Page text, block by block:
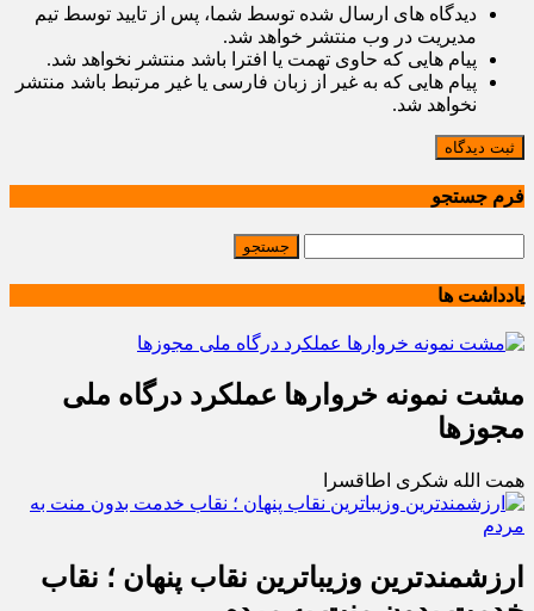
دیدگاه های ارسال شده توسط شما، پس از تایید توسط تیم
مدیریت در وب منتشر خواهد شد.
پیام هایی که حاوی تهمت یا افترا باشد منتشر نخواهد شد.
پیام هایی که به غیر از زبان فارسی یا غیر مرتبط باشد منتشر
نخواهد شد.
ثبت دیدگاه
فرم جستجو
یادداشت ها
مشت نمونه خروارها عملکرد درگاه ملی
مجوزها
همت الله شکری اطاقسرا
ارزشمندترین وزیباترین نقاب پنهان ؛ نقاب